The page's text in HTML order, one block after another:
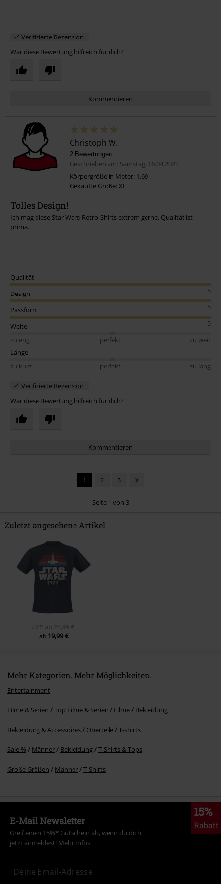
Verifizierte Rezension
War diese Bewertung hilfreich für dich?
Kommentieren
Kommentar jetzt abschicken!
Christoph W.
2 Bewertungen
Geschrieben am: Samstag, 16.04.2022
Körpergröße in Meter: 1.69
Gekaufte Größe: XL
Tolles Design!
Ich mag diese Star Wars-Retro-Shirts extrem gerne. Qualität ist
prima.
Qualität
5
Design
5
Passform
5
Weite
zu eng
perfekt
zu weit
Länge
zu kurz
perfekt zu lang
Verifizierte Rezension
War diese Bewertung hilfreich für dich?
Kommentieren
Kommentar jetzt abschicken!
1 2 3
Seite 1 von 3
Zuletzt angesehene Artikel
UVP ab 24,99 €
ab 19,99 €
Mehr Kategorien. Mehr Möglichkeiten.
Entertainment
Filme & Serien Top Filme & Serien Filme Bekleidung
Bekleidung & Accessoires Oberteile T-shirts
Sale % Männer Bekleidung T-Shirts & Tops
Große Größen Männer T-Shirts
15%
Rabatt
E-Mail Newsletter
Greif einen 15%* Gutschein ab, wenn du dich
jetzt anmeldest! Mehr Infos